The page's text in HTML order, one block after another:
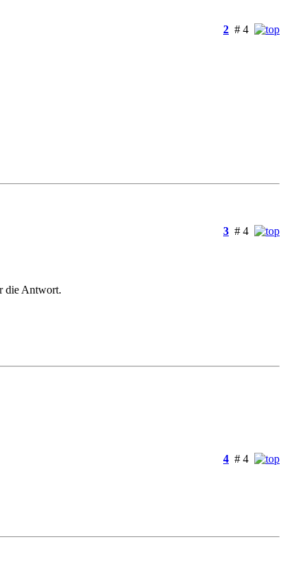
2 # 4
3 # 4
die Antwort.
4 # 4